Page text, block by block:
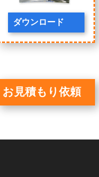
ダウンロード
お見積もり依頼